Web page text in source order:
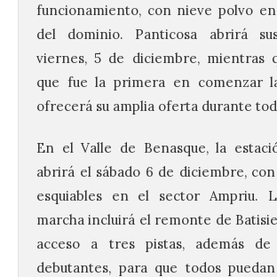
funcionamiento, con nieve polvo
del dominio. Panticosa abrirá
viernes, 5 de diciembre, mientras
que fue la primera en comenzar
ofrecerá su amplia oferta durante
En el Valle de Benasque, la
abrirá el sábado 6 de diciembre,
esquiables en el sector Ampriu.
marcha incluirá el remonte de
acceso a tres pistas, además
debutantes, para que todos